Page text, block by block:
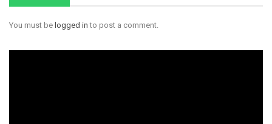
You must be logged in to post a comment.